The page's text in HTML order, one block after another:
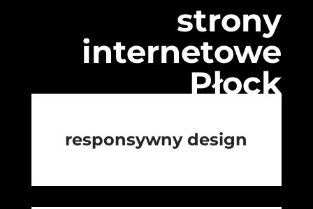
strony
internetowe
Płock
responsywny design